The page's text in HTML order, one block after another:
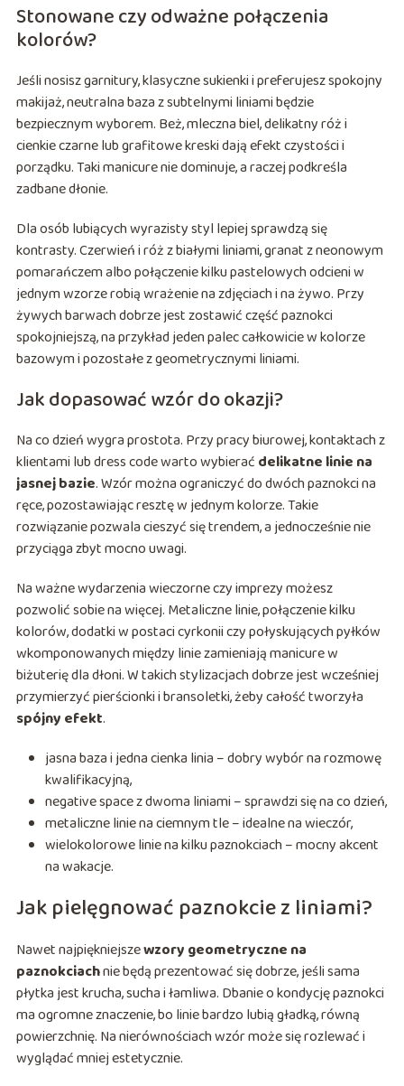
Stonowane czy odważne połączenia
kolorów?
Jeśli nosisz garnitury, klasyczne sukienki i preferujesz spokojny
makijaż, neutralna baza z subtelnymi liniami będzie
bezpiecznym wyborem. Beż, mleczna biel, delikatny róż i
cienkie czarne lub grafitowe kreski dają efekt czystości i
porządku. Taki manicure nie dominuje, a raczej podkreśla
zadbane dłonie.
Dla osób lubiących wyrazisty styl lepiej sprawdzą się
kontrasty. Czerwień i róż z białymi liniami, granat z neonowym
pomarańczem albo połączenie kilku pastelowych odcieni w
jednym wzorze robią wrażenie na zdjęciach i na żywo. Przy
żywych barwach dobrze jest zostawić część paznokci
spokojniejszą, na przykład jeden palec całkowicie w kolorze
bazowym i pozostałe z geometrycznymi liniami.
Jak dopasować wzór do okazji?
Na co dzień wygra prostota. Przy pracy biurowej, kontaktach z
klientami lub dress code warto wybierać delikatne linie na
jasnej bazie. Wzór można ograniczyć do dwóch paznokci na
ręce, pozostawiając resztę w jednym kolorze. Takie
rozwiązanie pozwala cieszyć się trendem, a jednocześnie nie
przyciąga zbyt mocno uwagi.
Na ważne wydarzenia wieczorne czy imprezy możesz
pozwolić sobie na więcej. Metaliczne linie, połączenie kilku
kolorów, dodatki w postaci cyrkonii czy połyskujących pyłków
wkomponowanych między linie zamieniają manicure w
biżuterię dla dłoni. W takich stylizacjach dobrze jest wcześniej
przymierzyć pierścionki i bransoletki, żeby całość tworzyła
spójny efekt.
jasna baza i jedna cienka linia – dobry wybór na rozmowę
kwalifikacyjną,
negative space z dwoma liniami – sprawdzi się na co dzień,
metaliczne linie na ciemnym tle – idealne na wieczór,
wielokolorowe linie na kilku paznokciach – mocny akcent
na wakacje.
Jak pielęgnować paznokcie z liniami?
Nawet najpiękniejszewzory geometryczne na
paznokciachnie będą prezentować się dobrze, jeśli sama
płytka jest krucha, sucha i łamliwa. Dbanie o kondycję paznokci
ma ogromne znaczenie, bo linie bardzo lubią gładką, równą
powierzchnię. Na nierównościach wzór może się rozlewać i
wyglądać mniej estetycznie.